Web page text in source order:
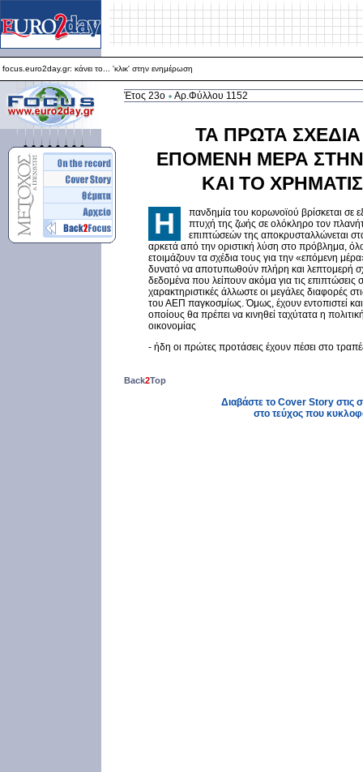
focus.euro2day.gr: κάνει το... 'κλικ' στην ενημέρωση
Για καλύτερη απεικόνιση προτείνεται ο Internet Explorer 5.5+
focus.euro2day.gr: κάνει το... 'κλικ' στην ενημέρωση
Έτος 23ο Αρ.Φύλλου 1152
ΤΑ ΠΡΩΤΑ
ΕΠΟΜΕΝΗ ΜΕΡΑ
ΚΑΙ ΤΟ
H
πανδημία του κορωνοϊού βρίσκεται σε
πτυχή της ζωής σε ολόκληρο τον
επιπτώσεών της αποκρυσταλλώνεται
αρκετά από την οριστική λύση στο πρόβλημα,
ετοιμάζουν τα σχέδια τους για την «επόμενη
δυνατό να αποτυπωθούν πλήρη και λεπτομερή
δεδομένα που λείπουν ακόμα για τις επιπτώσεις
χαρακτηριστικές άλλωστε οι μεγάλες διαφορές
του ΑΕΠ παγκοσμίως. Όμως, έχουν εντοπιστεί και
οποίους θα πρέπει να κινηθεί ταχύτατα η
οικονομίας
- ήδη οι πρώτες προτάσεις έχουν πέσει στο
Back2Top
Διαβάστε το Cover Story στις
στο τεύχος που